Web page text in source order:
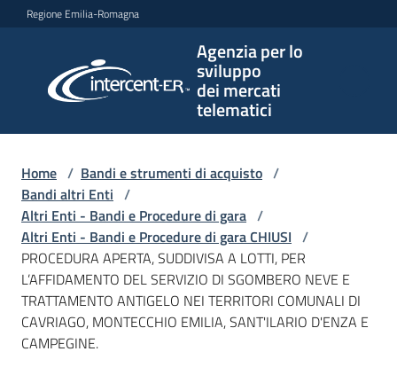
Vai al contenuto
Vai alla navigazione
Vai al footer
Regione Emilia-Romagna
Agenzia per lo
sviluppo
dei mercati
telematici
per lo
sviluppo
telematici
L'Agenzia
Bandi
e
Home / Bandi e strumenti di acquisto /
Bandi altri Enti /
Altri Enti - Bandi e Procedure di gara /
Altri Enti - Bandi e Procedure di gara CHIUSI /
PROCEDURA APERTA, SUDDIVISA A LOTTI, PER
L’AFFIDAMENTO DEL SERVIZIO DI SGOMBERO NEVE E
TRATTAMENTO ANTIGELO NEI TERRITORI COMUNALI DI
CAVRIAGO, MONTECCHIO EMILIA, SANT'ILARIO D'ENZA E
CAMPEGINE.